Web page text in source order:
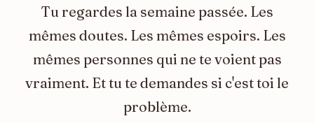
Tu regardes la semaine passée. Les
mêmes doutes. Les mêmes espoirs. Les
mêmes personnes qui ne te voient pas
vraiment. Et tu te demandes si c'est toi le
problème.